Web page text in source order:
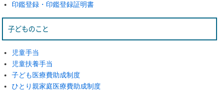
印鑑登録・印鑑登録証明書
子どものこと
児童手当
児童扶養手当
子ども医療費助成制度
ひとり親家庭医療費助成制度